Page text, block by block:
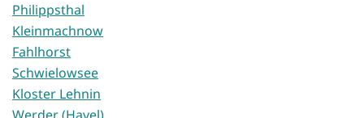
Philippsthal
Kleinmachnow
Fahlhorst
Schwielowsee
Kloster Lehnin